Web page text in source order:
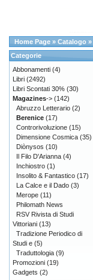
Home Page » Catalogo »
Categorie
Abbonamenti (4)
Libri (2492)
Libri Scontati 30% (30)
Magazines-> (142)
Abruzzo Letterario (2)
Berenice (17)
Controrivoluzione (15)
Dimensione Cosmica (35)
Diònysos (10)
Il Filo D'Arianna (4)
Inchiostro (1)
Insolito & Fantastico (17)
La Calce e il Dado (3)
Merope (11)
Philomath News
RSV Rivista di Studi
Vittoriani (13)
Tradizione Periodico di
Studi e (5)
Traduttologia (9)
Promozioni (19)
Gadgets (2)